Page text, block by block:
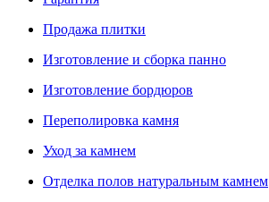
Продажа плитки
Изготовление и сборка панно
Изготовление бордюров
Переполировка камня
Уход за камнем
Отделка полов натуральным камнем